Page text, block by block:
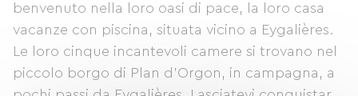
benvenuto nella loro oasi di pace, la loro casa
vacanze con piscina, situata vicino a Eygalières.
Le loro cinque incantevoli camere si trovano nel
piccolo borgo di Plan d'Orgon, in campagna, a